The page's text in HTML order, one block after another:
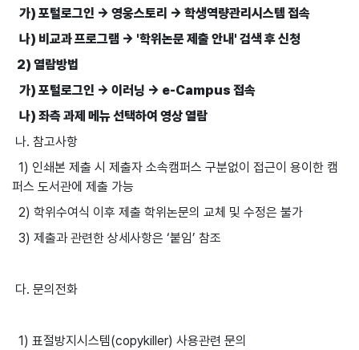
가) 포털로그인 → 영웅스토리 → 학생역량관리시스템 접속
나) 비교과 프로그램 → '학위논문 제출 안내' 검색 후 신청
2) 열람방법
가) 포털로그인 → 이러닝 → e-Campus 접속
나) 좌측 과제 메뉴 선택하여 영상 열람
나. 참고사항
1) 인쇄본 제출 시 제출자 소속캠퍼스 구분없이 접근이 용이한 캠
퍼스 도서관에 제출 가능
2) 학위수여식 이후 제출 학위논문의 교체 및 수정은 불가
3) 제출과 관련한 상세사항은 ‘붙임’ 참조
다. 문의전화
1) 표절방지시스템(copykiller) 사용관련 문의